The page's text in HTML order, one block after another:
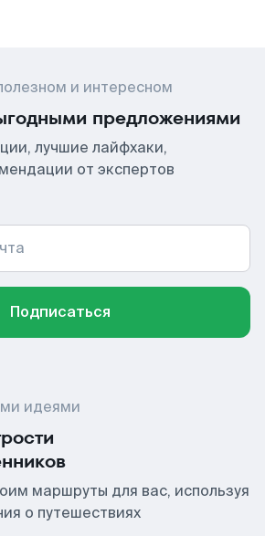
и интересном
предложениями
лучшие лайфхаки,
от экспертов
Подписаться
идеями
маршруты для вас, используя
о путешествиях